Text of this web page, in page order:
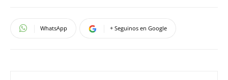
WhatsApp + Seguinos en Google